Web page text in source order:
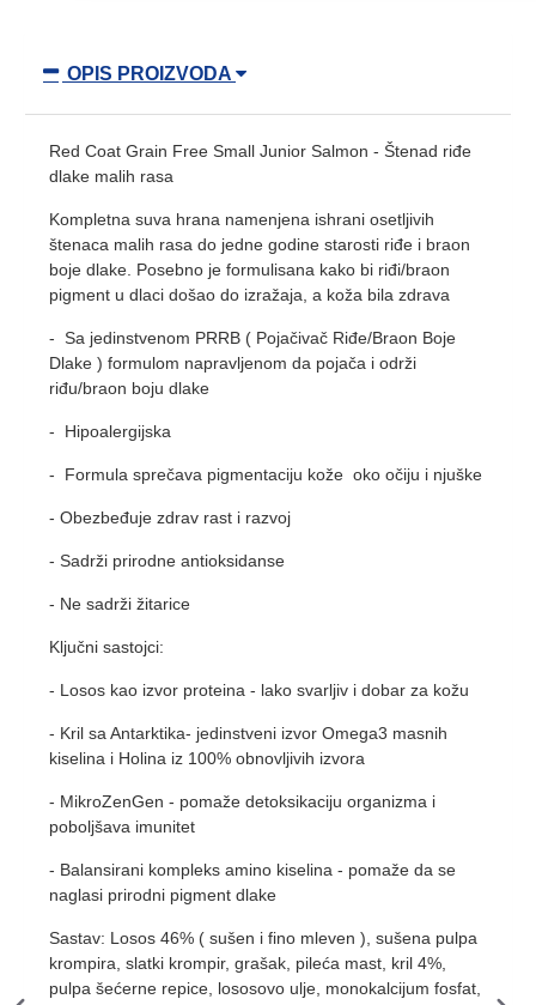
OPIS PROIZVODA
Red Coat Grain Free Small Junior Salmon - Štenad riđe
dlake malih rasa
Kompletna suva hrana namenjena ishrani osetljivih
štenaca malih rasa do jedne godine starosti riđe i braon
boje dlake. Posebno je formulisana kako bi riđi/braon
pigment u dlaci došao do izražaja, a koža bila zdrava
- Sa jedinstvenom PRRB ( Pojačivač Riđe/Braon Boje
Dlake ) formulom napravljenom da pojača i održi
riđu/braon boju dlake
- Hipoalergijska
- Formula sprečava pigmentaciju kože oko očiju i njuške
- Obezbeđuje zdrav rast i razvoj
- Sadrži prirodne antioksidanse
- Ne sadrži žitarice
Ključni sastojci:
- Losos kao izvor proteina - lako svarljiv i dobar za kožu
- Kril sa Antarktika- jedinstveni izvor Omega3 masnih
kiselina i Holina iz 100% obnovljivih izvora
- MikroZenGen - pomaže detoksikaciju organizma i
poboljšava imunitet
- Balansirani kompleks amino kiselina - pomaže da se
naglasi prirodni pigment dlake
Sastav: Losos 46% ( sušen i fino mleven ), sušena pulpa
krompira, slatki krompir, grašak, pileća mast, kril 4%,
pulpa šećerne repice, lososovo ulje, monokalcijum fosfat,